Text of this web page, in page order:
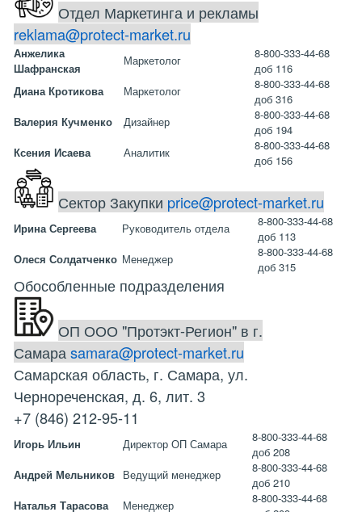
Отдел Маркетинга и рекламы
reklama@protect-market.ru
Анжелика
Шафранская
Маркетолог
8-800-333-44-68
доб 116
Диана Кротикова
Маркетолог
8-800-333-44-68
доб 316
Валерия Кучменко
Дизайнер
8-800-333-44-68
доб 194
Ксения Исаева
Аналитик
8-800-333-44-68
доб 156
Сектор Закупки price@protect-market.ru
Ирина Сергеева Руководитель отдела
8-800-333-44-68
доб 113
Олеся Солдатченко Менеджер
8-800-333-44-68
доб 315
Обособленные подразделения
ОП ООО "Протэкт-Регион" в г.
Самараsamara@protect-market.ru
Самарская область, г. Самара, ул.
Чернореченская, д. 6, лит. 3
+7 (846) 212-95-11
Игорь Ильин Директор ОП Самара
8-800-333-44-68
доб 208
Андрей Мельников Ведущий менеджер
8-800-333-44-68
доб 210
Наталья Тарасова
Менеджер
8-800-333-44-68